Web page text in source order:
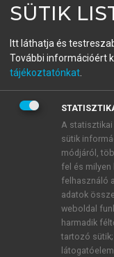
A regisztráció után
BELÉPÉS
ÚJ FIÓK
1 óra díjmentes
E-MAIL-CÍM
SÜTIK
Itt láthatja és
További információért
tájékoztatónkat
A statisztikai
sütik
módjáról,
fel és milyen
felhasználó
adatok
weboldal
harmadik
tartozó